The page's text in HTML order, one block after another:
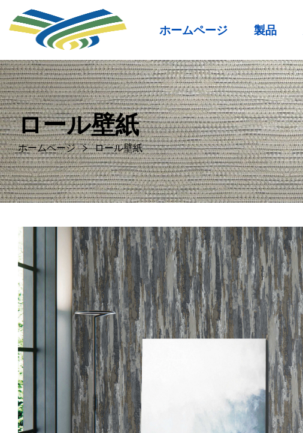
ホームページ 製品
ロール壁紙
ホームページ ロール壁紙